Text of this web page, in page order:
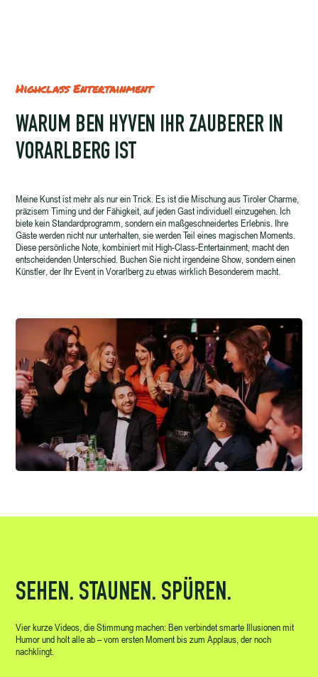
Highclass Entertainment
WARUM BEN HYVEN IHR ZAUBERER IN
VORARLBERG IST
Meine Kunst ist mehr als nur ein Trick. Es ist die Mischung aus Tiroler Charme,
präzisem Timing und der Fähigkeit, auf jeden Gast individuell einzugehen. Ich
biete kein Standardprogramm, sondern ein maßgeschneidertes Erlebnis. Ihre
Gäste werden nicht nur unterhalten, sie werden Teil eines magischen Moments.
Diese persönliche Note, kombiniert mit High-Class-Entertainment, macht den
entscheidenden Unterschied. Buchen Sie nicht irgendeine Show, sondern einen
Künstler, der Ihr Event in Vorarlberg zu etwas wirklich Besonderem macht.
SEHEN. STAUNEN. SPÜREN.
Vier kurze Videos, die Stimmung machen: Ben verbindet smarte Illusionen mit
Humor und holt alle ab – vom ersten Moment bis zum Applaus, der noch
nachklingt.